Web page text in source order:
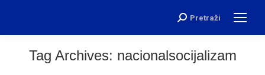
Search:
Pretraži
Tag Archives: nacionalsocijalizam